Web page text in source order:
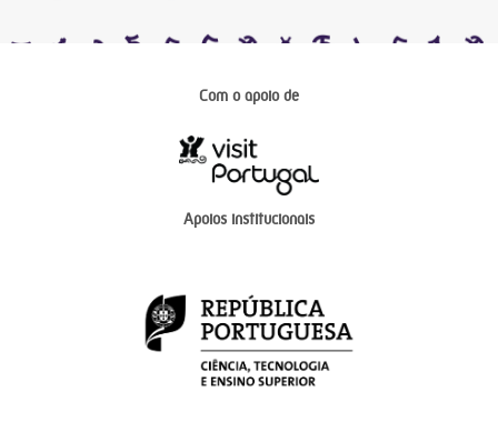
Com o apoio de
Apoios institucionais